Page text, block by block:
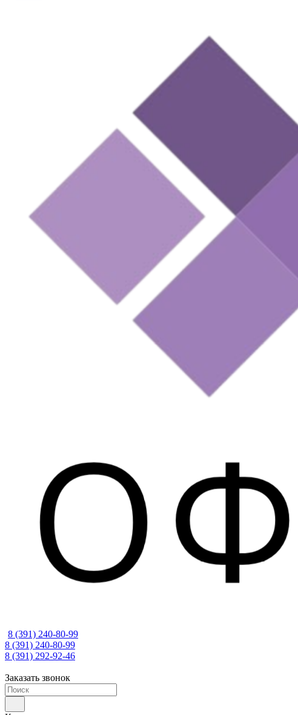
8 (391) 240-80-99
8 (391) 240-80-99
8 (391) 292-92-46
Заказать звонок